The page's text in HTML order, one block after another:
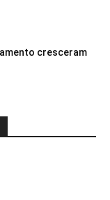
cresceram